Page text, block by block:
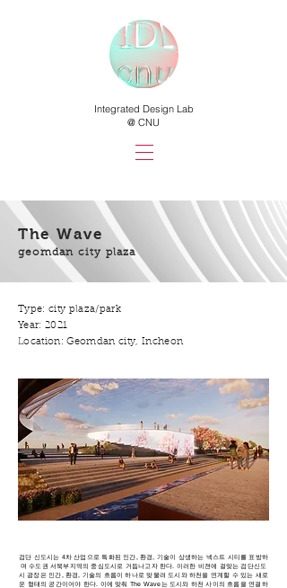
Integrated Design Lab
@ CNU
The Wave
geomdan city plaza
Type: city plaza/park
Year: 2021
Location: Geomdan city, Incheon
검단 신도시는 4차 산업으로 특화된 인간, 환경, 기술이 상생하는 넥스트 시티를 표방하
며 수도권 서북부지역의 중심도시로 거듭나고자 한다. 이러한 비젼에 걸맞는 검단신도
시 광장은 인간, 환경, 기술의 흐름이 하나로 맞물려 도시와 하천을 연계할 수 있는 새로
운 형태의 공간이어야 한다. 이에 맞춰 The Wave는 도시와 하천 사이의 흐름을 연결하